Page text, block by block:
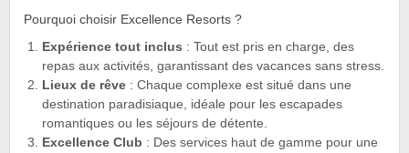
Pourquoi choisir Excellence Resorts ?
Expérience tout inclus : Tout est pris en charge, des
repas aux activités, garantissant des vacances sans stress.
Lieux de rêve : Chaque complexe est situé dans une
destination paradisiaque, idéale pour les escapades
romantiques ou les séjours de détente.
Excellence Club : Des services haut de gamme pour une